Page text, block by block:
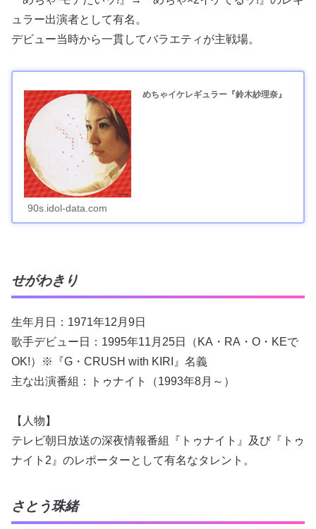
ュラー出演者として有名。
デビュー当時から一貫してバラエティが主戦場。
めちゃイケレギュラー『鈴木紗理奈』
90s.idol-data.com
せがわきり
生年月日：1971年12月9日
歌手デビュー日：1995年11月25日（KA・RA・O・KEで
OK!）※『G・CRUSH with KIRI』名義
主な出演番組：トゥナイト（1993年8月～）
【人物】
テレビ朝日放送の深夜情報番組『トゥナイト』及び『トゥ
ナイト2』のレポーターとして有名なタレント。
さとう珠緒